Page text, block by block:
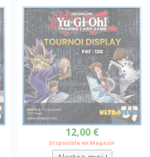
12,00 €
Disponible en Magasin